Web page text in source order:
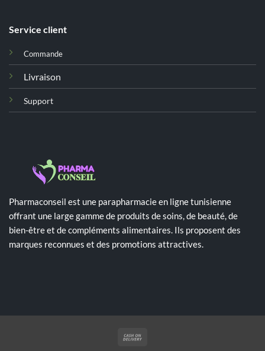
Service client
Commande
Livraison
Support
Pharmaconseil est une parapharmacie en ligne tunisienne
offrant une large gamme de produits de soins, de beauté, de
bien-être et de compléments alimentaires. Ils proposent des
marques reconnues et des promotions attractives.